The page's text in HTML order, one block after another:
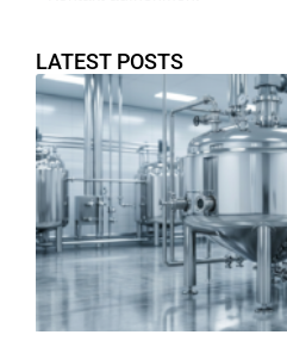
LATEST POSTS